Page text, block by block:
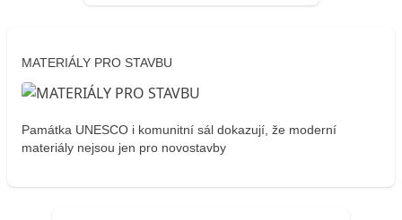
MATERIÁLY PRO STAVBU
Památka UNESCO i komunitní sál dokazují, že moderní
materiály nejsou jen pro novostavby